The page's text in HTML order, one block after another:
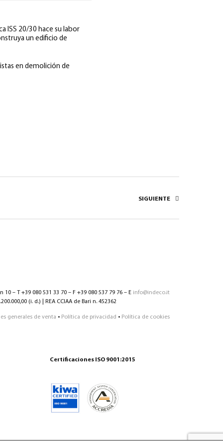
ISS 20/30 hace su labor
un edificio de
en demolición de
SIGUIENTE
– T +39 080 531 33 70 – F +39 080 537 79 76 – E info@indeco.it
(i. d.) | REA CCIAA de Bari n. 452362
generales de venta • Política de privacidad • Política de cookies
Certificaciones ISO 9001:2015